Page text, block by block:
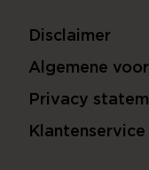
Disclaimer
Algemene
Privacy
Klantenservice